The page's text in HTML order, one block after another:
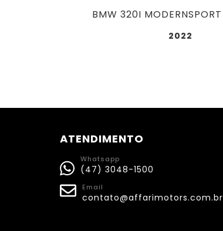
2022
ATENDIMENTO
Whatsapp
(47) 3048-1500
Email
contato@affarimotors.com.br